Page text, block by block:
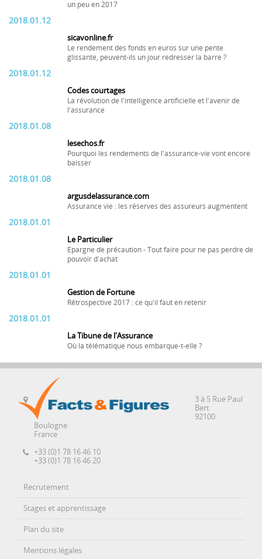
un peu en 2017
2018.01.12
sicavonline.fr
Le rendement des fonds en euros sur une pente
glissante, peuvent-ils un jour redresser la barre ?
2018.01.12
Codes courtages
La révolution de l'intelligence artificielle et l'avenir de
l'assurance
2018.01.08
lesechos.fr
Pourquoi les rendements de l'assurance-vie vont encore
baisser
2018.01.08
argusdelassurance.com
Assurance vie : les réserves des assureurs augmentent
2018.01.01
Le Particulier
Epargne de précaution - Tout faire pour ne pas perdre de
pouvoir d'achat
2018.01.01
Gestion de Fortune
Rétrospective 2017 : ce qu'il faut en retenir
2018.01.01
La Tibune de l'Assurance
Où la télématique nous embarque-t-elle ?
3 à 5 Rue Paul
Bert
92100
Boulogne
France
+33 (0)1 78 16 46 10
+33 (0)1 78 16 46 20
Recrutement
Stages et apprentissage
Plan du site
Mentions légales